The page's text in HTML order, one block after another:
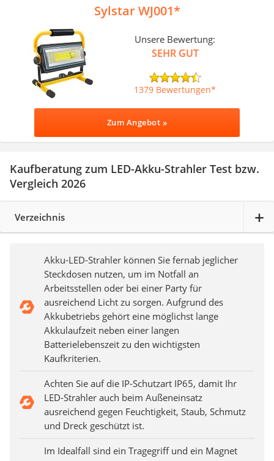
Sylstar WJ001
Unsere Bewertung:
SEHR GUT
1379 Bewertungen
Zum Angebot »
Kaufberatung zum LED-Akku-Strahler Test bzw.
Vergleich 2026
Verzeichnis
Akku-LED-Strahler können Sie fernab jeglicher
Steckdosen nutzen, um im Notfall an
Arbeitsstellen oder bei einer Party für
ausreichend Licht zu sorgen. Aufgrund des
Akkubetriebs gehört eine möglichst lange
Akkulaufzeit neben einer langen
Batterielebenszeit zu den wichtigsten
Kaufkriterien.
Achten Sie auf die IP-Schutzart IP65, damit Ihr
LED-Strahler auch beim Außeneinsatz
ausreichend gegen Feuchtigkeit, Staub, Schmutz
und Dreck geschützt ist.
Im Idealfall sind ein Tragegriff und ein Magnet